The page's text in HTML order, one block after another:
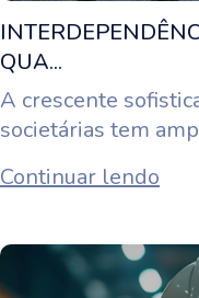
QUA...
A crescente
societárias tem
Continuar lendo